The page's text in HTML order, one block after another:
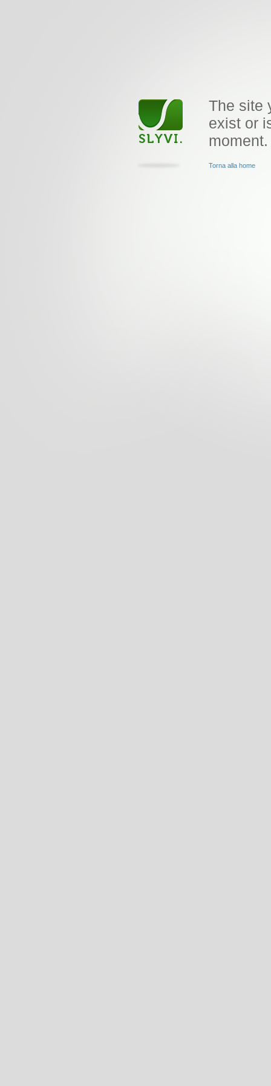
The site
exist or
moment.
Torna alla home